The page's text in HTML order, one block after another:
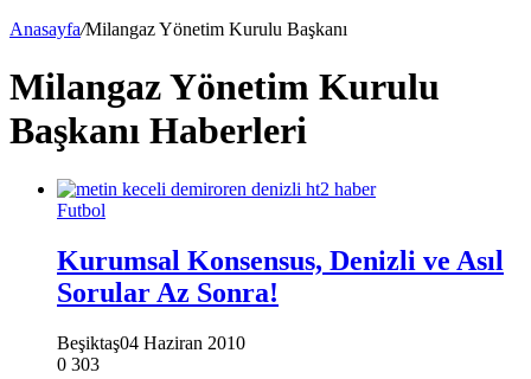
Anasayfa/Milangaz Yönetim Kurulu Başkanı
Milangaz Yönetim Kurulu
Başkanı Haberleri
Futbol
Kurumsal Konsensus, Denizli ve Asıl
Sorular Az Sonra!
Beşiktaş04 Haziran 2010
0 303